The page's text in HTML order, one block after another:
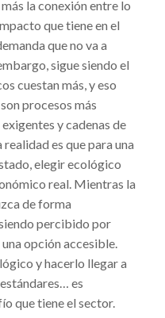
la conexión entre lo
que tiene en el
que no va a
sigue siendo el
cuestan más, y eso
procesos más
y cadenas de
es que para una
elegir ecológico
real. Mientras la
de forma
percibido por
opción accesible.
y hacerlo llegar a
es
que tiene el sector.